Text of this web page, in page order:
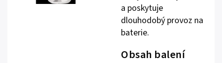
a poskytuje
dlouhodobý provoz na
baterie.
Obsah balení